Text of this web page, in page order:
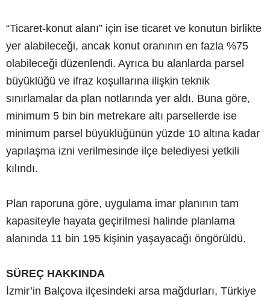
“Ticaret-konut alanı” için ise ticaret ve konutun birlikte
yer alabileceği, ancak konut oranının en fazla %75
olabileceği düzenlendi. Ayrıca bu alanlarda parsel
büyüklüğü ve ifraz koşullarına ilişkin teknik
sınırlamalar da plan notlarında yer aldı. Buna göre,
minimum 5 bin bin metrekare altı parsellerde ise
minimum parsel büyüklüğünün yüzde 10 altına kadar
yapılaşma izni verilmesinde ilçe belediyesi yetkili
kılındı.
Plan raporuna göre, uygulama imar planının tam
kapasiteyle hayata geçirilmesi halinde planlama
alanında 11 bin 195 kişinin yaşayacağı öngörüldü.
SÜREÇ HAKKINDA
İzmir’in Balçova ilçesindeki arsa mağdurları, Türkiye